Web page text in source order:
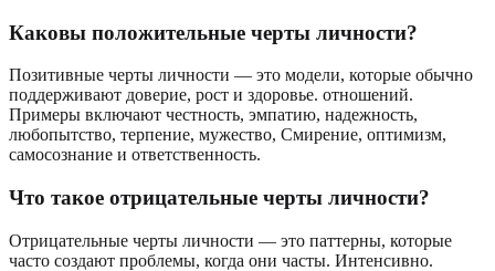
Каковы положительные черты личности?
Позитивные черты личности — это модели, которые обычно
поддерживают доверие, рост и здоровье. отношений.
Примеры включают честность, эмпатию, надежность,
любопытство, терпение, мужество, Смирение, оптимизм,
самосознание и ответственность.
Что такое отрицательные черты личности?
Отрицательные черты личности — это паттерны, которые
часто создают проблемы, когда они часты. Интенсивно.